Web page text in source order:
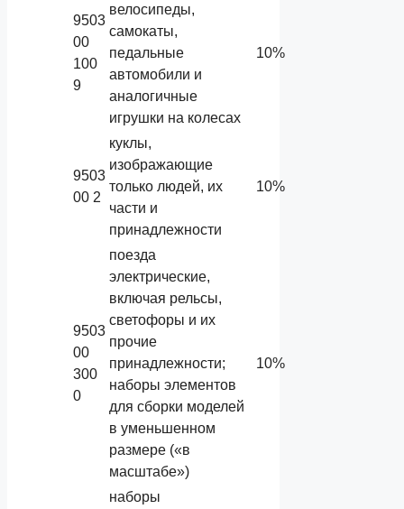
9503
00
100
9
велосипеды,
самокаты,
педальные
автомобили и
аналогичные
игрушки на колесах
10%
9503
00 2
куклы,
изображающие
только людей, их
части и
принадлежности
10%
9503
00
300
0
поезда
электрические,
включая рельсы,
светофоры и их
прочие
принадлежности;
наборы элементов
для сборки моделей
в уменьшенном
размере («в
масштабе»)
10%
наборы